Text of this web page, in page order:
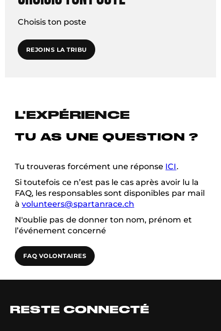
Choisis ton poste
REJOINS LA TRIBU
L'EXPÉRIENCE
TU AS UNE QUESTION ?
Tu trouveras forcément une réponse ICI.
Si toutefois ce n’est pas le cas après avoir lu la
FAQ, les responsables sont disponibles par mail
àvolunteers@spartanrace.ch
N'oublie pas de donner ton nom, prénom et
l’événement concerné
FAQ VOLONTAIRES
RESTE CONNECTÉ